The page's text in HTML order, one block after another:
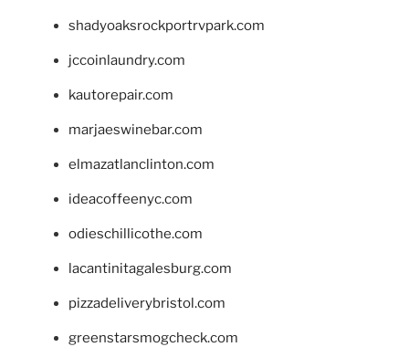
shadyoaksrockportrvpark.com
jccoinlaundry.com
kautorepair.com
marjaeswinebar.com
elmazatlanclinton.com
ideacoffeenyc.com
odieschillicothe.com
lacantinitagalesburg.com
pizzadeliverybristol.com
greenstarsmogcheck.com